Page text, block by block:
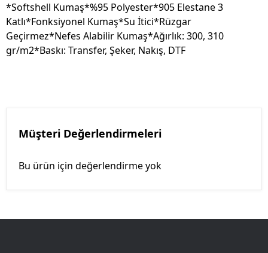
*Softshell Kumaş*%95 Polyester*905 Elestane 3
Katlı*Fonksiyonel Kumaş*Su İtici*Rüzgar
Geçirmez*Nefes Alabilir Kumaş*Ağırlık: 300, 310
gr/m2*Baskı: Transfer, Şeker, Nakış, DTF
Müşteri Değerlendirmeleri
Bu ürün için değerlendirme yok